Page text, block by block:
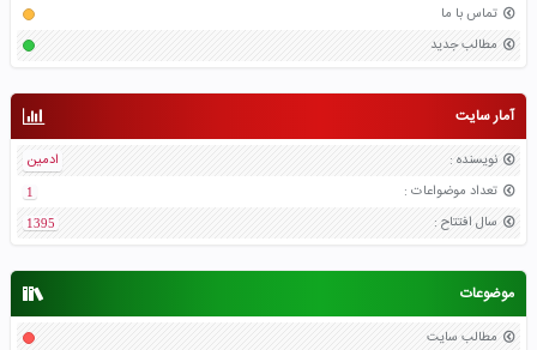
تماس با ما
مطالب جدید
آمار سایت
نویسنده :
ادمین
تعداد موضواعات :
1
سال افتتاح :
1395
موضوعات
مطالب سایت